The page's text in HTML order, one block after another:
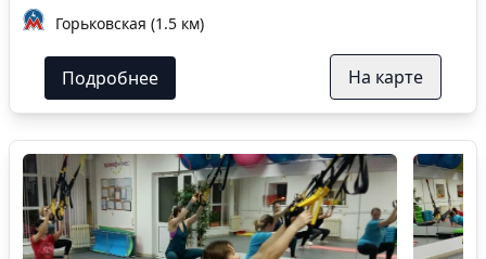
Горьковская (1.5 км)
Подробнее На карте